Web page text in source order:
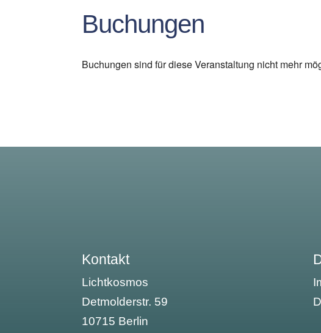
Buchungen
Buchungen sind für diese Veranstaltung nicht mehr
Kontakt
Lichtkosmos
Detmolderstr. 59
10715 Berlin